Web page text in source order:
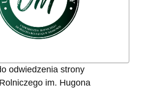
odwiedzenia strony
im. Hugona